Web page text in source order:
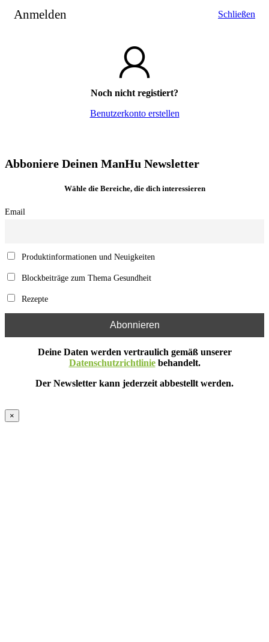
Anmelden Schließen
Noch nicht registiert?
Benutzerkonto erstellen
Abboniere Deinen ManHu Newsletter
Wähle die Bereiche, die dich interessieren
Email
Produktinformationen und Neuigkeiten
Blockbeiträge zum Thema Gesundheit
Rezepte
Deine Daten werden vertraulich gemäß unserer
Datenschutzrichtlinie behandelt.
Der Newsletter kann jederzeit abbestellt werden.
×